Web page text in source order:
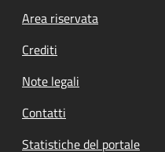
Footer menu
Area riservata
Crediti
Note legali
Contatti
Statistiche del portale